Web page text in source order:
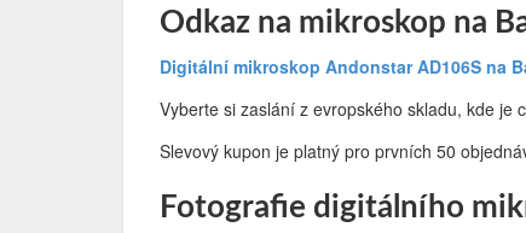
Odkaz na mikroskop na
Digitální mikroskop Andonstar AD106S na
Vyberte si zaslání z evropského skladu, kde je
Slevový kupon je platný pro prvních 50
Fotografie digitálního